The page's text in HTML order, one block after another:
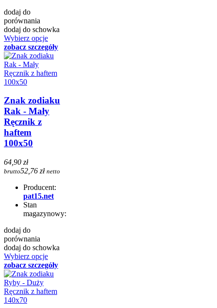
dodaj do
porównania
dodaj do schowka
Wybierz opcje
zobacz szczegóły
Znak zodiaku
Rak - Mały
Ręcznik z
haftem
100x50
64,90 zł
brutto52,76 zł netto
Producent:
pat15.net
Stan
magazynowy:
dodaj do
porównania
dodaj do schowka
Wybierz opcje
zobacz szczegóły